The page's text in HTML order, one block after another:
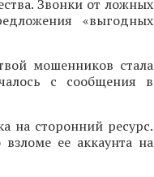
Звонки от ложных
«выгодных
мошенников стала
с сообщения в
на сторонний ресурс.
ее аккаунта на